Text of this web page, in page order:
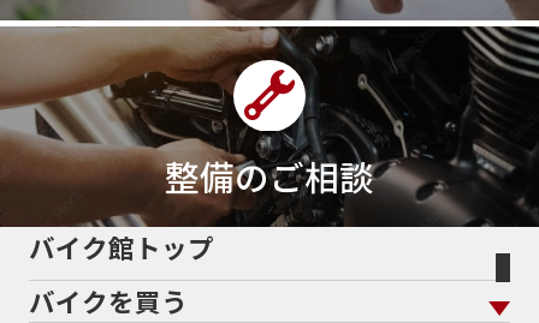
整備のご相談
バイク館トップ
バイクを買う